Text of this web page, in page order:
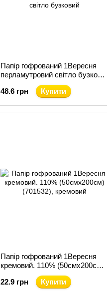
Папір гофрований 1Вересня
перламутровий світло бузкова
20% (50 см х 200 см) (705419)
48.6 грн
Купити
Папір гофрований 1Вересня
кремовий. 110% (50смх200см)
22.9 грн
Купити